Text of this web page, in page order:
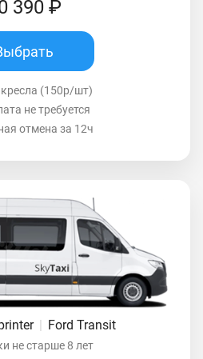
390 ₽
(150р/шт)
не требуется
отмена за 12ч
| Ford Transit
не старше 8 лет